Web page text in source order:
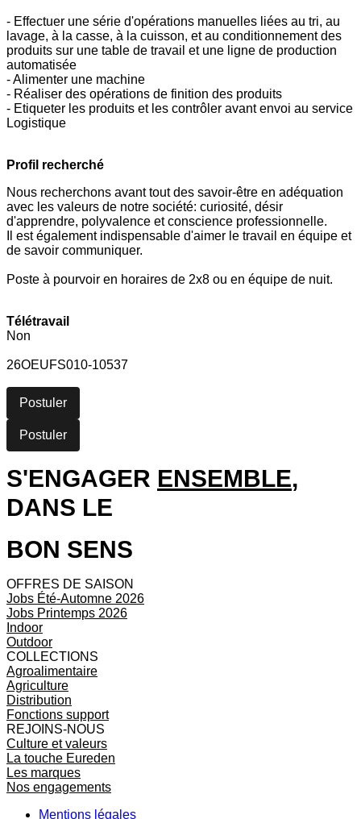
- Effectuer une série d'opérations manuelles liées au tri, au
lavage, à la casse, à la cuisson, et au conditionnement des
produits sur une table de travail et une ligne de production
automatisée
- Alimenter une machine
- Réaliser des opérations de finition des produits
- Etiqueter les produits et les contrôler avant envoi au service
Logistique
Profil recherché
Nous recherchons avant tout des savoir-être en adéquation
avec les valeurs de notre société: curiosité, désir
d'apprendre, polyvalence et conscience professionnelle.
Il est également indispensable d'aimer le travail en équipe et
de savoir communiquer.
Poste à pourvoir en horaires de 2x8 ou en équipe de nuit.
Télétravail
Non
26OEUFS010-10537
Postuler
Postuler
S'ENGAGER ENSEMBLE,
DANS LE
BON SENS
OFFRES DE SAISON
Jobs Été-Automne 2026
Jobs Printemps 2026
Indoor
Outdoor
COLLECTIONS
Agroalimentaire
Agriculture
Distribution
Fonctions support
REJOINS-NOUS
Culture et valeurs
La touche Eureden
Les marques
Nos engagements
Mentions légales